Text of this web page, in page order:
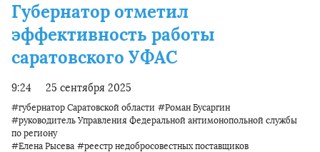
Губернатор отметил
эффективность работы
саратовского УФАС
9:24 25 сентября 2025
#губернатор Саратовской области #Роман Бусаргин
#руководитель Управления Федеральной антимонопольной службы
по региону
#Елена Рысева #реестр недобросовестных поставщиков